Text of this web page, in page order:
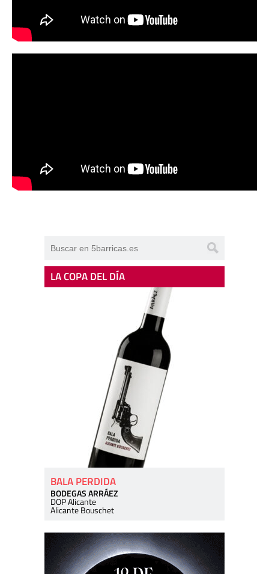
LA COPA DEL DÍA
BALA PERDIDA
BODEGAS ARRÁEZ
DOP Alicante
Alicante Bouschet